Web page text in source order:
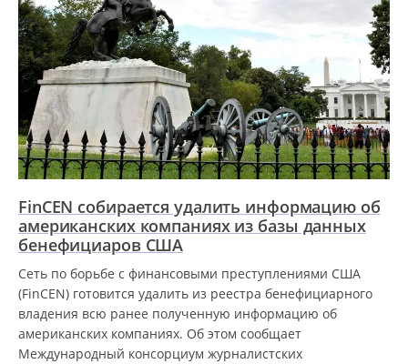
FinCEN собирается удалить информацию об
американских компаниях из базы данных
бенефициаров США
Сеть по борьбе с финансовыми преступлениями США
(FinCEN) готовится удалить из реестра бенефициарного
владения всю ранее полученную информацию об
американских компаниях. Об этом сообщает
Международный консорциум журналистских